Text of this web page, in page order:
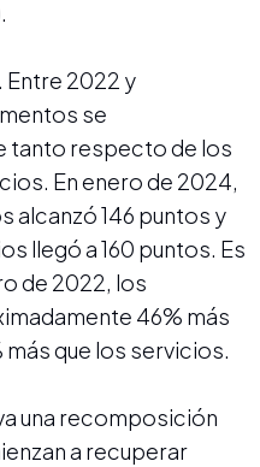
2022 y
se
tanto respecto de los
En enero de 2024,
alcanzó 146 puntos y
llegó a 160 puntos. Es
de 2022, los
46% más
que los servicios.
una recomposición
a recuperar